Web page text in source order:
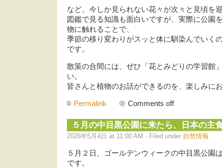
など、今しか見られない花々が次々と見頃を
図鑑で見る知識も面白いですが、実際に公園
物に触れることで、
季節の移り変わりがスッと体に馴染んでいく
です。
散策の合間には、ぜひ「花とみどりの学習館
い。
皆さんと植物のお話ができるのを、楽しみに
Permalink Comments off
５月の中目黒公園に来たら、日本の主
2026年5月4日 at 11:00 AM · Filed under 自然情報
５月２日、ゴールデンウィークの中目黒公園
です。